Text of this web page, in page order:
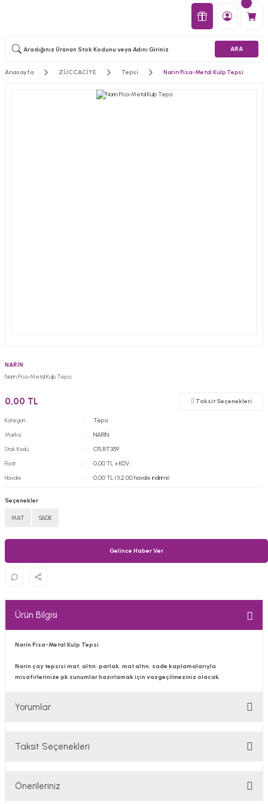
ARA
Anasayfa ZÜCCACİYE Tepsi Narin Pisa-Metal Kulp Tepsi
NARİN
Narin Pisa-Metal Kulp Tepsi
0,00 TL Taksit Seçenekleri
Kategori
Tepsi
Marka
NARİN
Stok Kodu
CFLRT359
Fiyat
0,00 TL + KDV
Havale
0,00 TL (%2,00 havale indirimi)
Seçenekler
MAT SADE
Gelince Haber Ver
Ürün Bilgisi
Narin Pisa-Metal Kulp Tepsi
Narin çay tepsisi mat, altın, parlak, mat altın, sade kaplamalarıyla
misafirlerinize şık sunumlar hazırlamak için vazgeçilmeziniz olacak.
Yorumlar
Taksit Seçenekleri
Önerileriniz